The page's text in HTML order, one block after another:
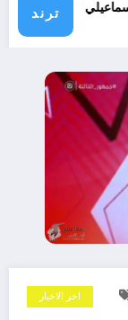
ترند
الإسماعيلي يدخل
اخر الاخبار